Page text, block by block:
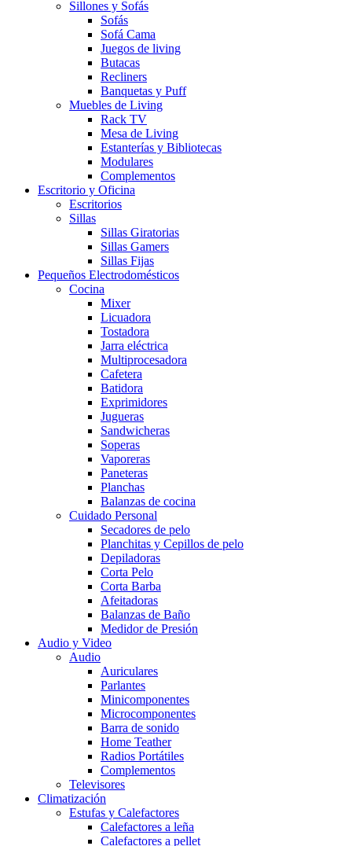
Sillones y Sofás
Sofás
Sofá Cama
Juegos de living
Butacas
Recliners
Banquetas y Puff
Muebles de Living
Rack TV
Mesa de Living
Estanterías y Bibliotecas
Modulares
Complementos
Escritorio y Oficina
Escritorios
Sillas
Sillas Giratorias
Sillas Gamers
Sillas Fijas
Pequeños Electrodomésticos
Cocina
Mixer
Licuadora
Tostadora
Jarra eléctrica
Multiprocesadora
Cafetera
Batidora
Exprimidores
Jugueras
Sandwicheras
Soperas
Vaporeras
Paneteras
Planchas
Balanzas de cocina
Cuidado Personal
Secadores de pelo
Planchitas y Cepillos de pelo
Depiladoras
Corta Pelo
Corta Barba
Afeitadoras
Balanzas de Baño
Medidor de Presión
Audio y Video
Audio
Auriculares
Parlantes
Minicomponentes
Microcomponentes
Barra de sonido
Home Teather
Radios Portátiles
Complementos
Televisores
Climatización
Estufas y Calefactores
Calefactores a leña
Calefactores a pellet